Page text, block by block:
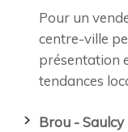
Pour un
centre-ville
présentation
tendances
Brou - Saulcy